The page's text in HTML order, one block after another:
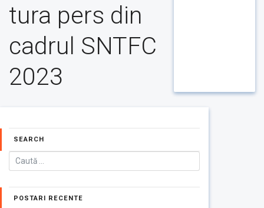
tura pers din
cadrul SNTFC
2023
SEARCH
POSTARI RECENTE